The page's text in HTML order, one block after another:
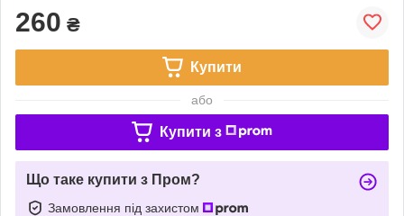
260 ₴
Купити
або
Купити з
Що таке купити з Пром?
Замовлення під захистом